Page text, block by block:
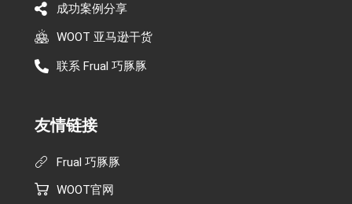
成功案例分享
WOOT 亚马逊干货
联系 Frual 巧豚豚
友情链接
Frual 巧豚豚
WOOT官网